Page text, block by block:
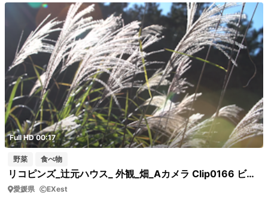
Full HD 00:17
野菜 食べ物
リコピンズ_辻元ハウス_ 外観_畑_Aカメラ Clip0166 ビニールハウスの外 すすき
愛媛県 EXest